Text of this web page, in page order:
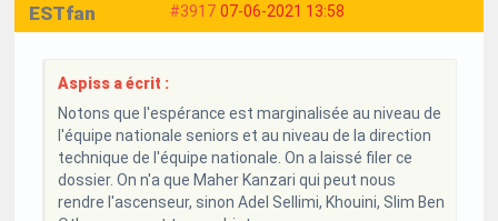
#3917 07-06-2021 13:58
ESTfan
Aspiss a écrit :
Notons que l'espérance est marginalisée au niveau de
l'équipe nationale seniors et au niveau de la direction
technique de l'équipe nationale. On a laissé filer ce
dossier. On n'a que Maher Kanzari qui peut nous
rendre l'ascenseur, sinon Adel Sellimi, Khouini, Slim Ben